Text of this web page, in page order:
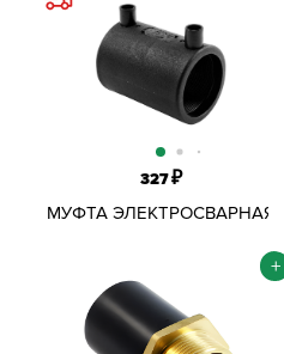
327₽
МУФТА ЭЛЕКТРОСВАРНАЯ
+